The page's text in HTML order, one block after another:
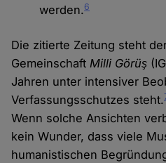
werden.6
Die zitierte Zeitung steht
GemeinschaftMilli Görüş
Jahren unter intensiver
Verfassungsschutzes steht.
Wenn solche Ansichten
kein Wunder, dass viele
humanistischen